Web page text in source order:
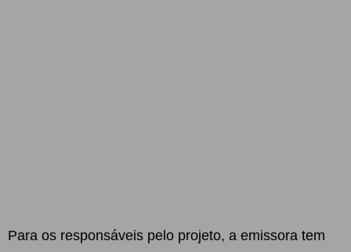
Para os responsáveis pelo projeto, a emissora tem